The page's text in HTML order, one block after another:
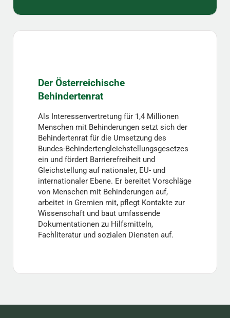
Der Österreichische
Behindertenrat
Als Interessenvertretung für 1,4 Millionen
Menschen mit Behinderungen setzt sich der
Behindertenrat für die Umsetzung des
Bundes-Behindertengleichstellungsgesetzes
ein und fördert Barrierefreiheit und
Gleichstellung auf nationaler, EU- und
internationaler Ebene. Er bereitet Vorschläge
von Menschen mit Behinderungen auf,
arbeitet in Gremien mit, pflegt Kontakte zur
Wissenschaft und baut umfassende
Dokumentationen zu Hilfsmitteln,
Fachliteratur und sozialen Diensten auf.